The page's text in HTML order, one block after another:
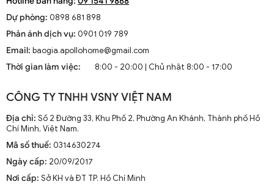
Dự phòng: 0898 681 898
Phản ánh dịch vụ: 0901 019 789
Email: baogia.apollohome@gmail.com
Thời gian làm việc:
8:00 - 20:00 | Chủ nhật 8:00 - 17:00
CÔNG TY TNHH VSNY VIỆT NAM
Địa chỉ: Số 2 Đường 33, Khu Phố 2, Phường An Khánh, Thành phố Hồ
Chí Minh, Việt Nam.
Mã số thuế: 0314630274
Ngày cấp: 20/09/2017
Nơi cấp: Sở KH và ĐT TP. Hồ Chí Minh